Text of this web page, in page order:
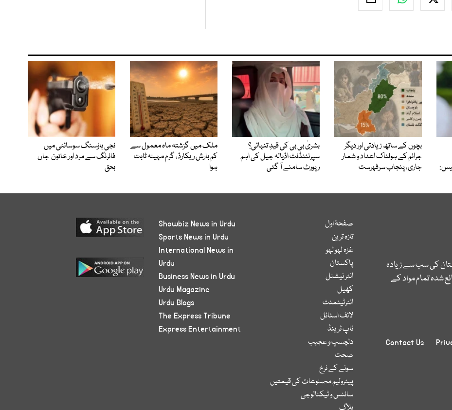
بچوں کے ساتھ زیادتی اور دیگر
جرائم کے ہولناک اعداد و شمار
جاری، پنجاب سرفہرست
بشریٰ بی بی کی قیدِ تنہائی؟
سپرنٹنڈنٹ اڈیالہ جیل کی اہم
رپورٹ سامنے آ گئی
ملک میں گزشتہ ماہ معمول سے
کم بارش ریکارڈ، گرم مہینہ ثابت
ہوا
نجی ہاؤسنگ سوسائٹی میں
فائرنگ سے مرد اور خاتون جاں
بحق
کی سب سے زیادہ
شدہ تمام مواد کے
Contact Us
صفحۂ اول
تازہ ترین
غزہ لہو لہو
پاکستان
انٹر نیشنل
کھیل
انٹرٹینمنٹ
لائف اسٹائل
ٹاپ ٹرینڈ
دلچسپ و عجیب
صحت
سونے کے نرخ
پیٹرولیم مصنوعات کی قیمتیں
سائنس و ٹیکنالوجی
Showbiz News in Urdu
Sports News in Urdu
International News in
Urdu
Business News in Urdu
Urdu Magazine
Urdu Blogs
The Express Tribune
Express Entertainment